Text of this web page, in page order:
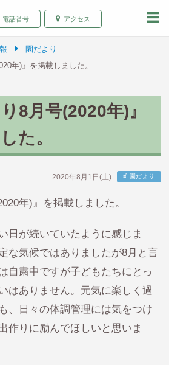
保育園 青森県弘
電話番号 アクセス
園だより
年)』を掲載しました。
8月号(2020年)』
た。
2020年8月1日(土) 園だより
年)』を掲載しました。
日が続いていたように感じま
な気候ではありましたが8月と言
自粛中ですが子どもたちにとっ
はありません。元気に楽しく過
、日々の体調管理には気をつけ
作りに励んでほしいと思いま